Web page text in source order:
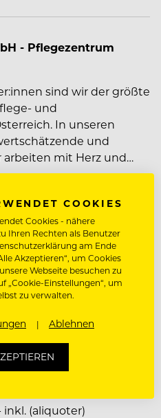
- Pflegezentrum
sind wir der größte
und
In unseren
und
arbeiten mit Herz und
die uns anvertrauten
Es ist eine Arbeit mit
zurück.
Nr. 51, 8421
Österreich
inkl. (aliquoter)
COOKIES
Cookies - nähere
Ihren Rechten als Benutzer
am Ende
Akzeptieren“, um Cookies
Webseite besuchen zu
„Cookie-Einstellungen“, um
zu verwalten.
Ablehnen